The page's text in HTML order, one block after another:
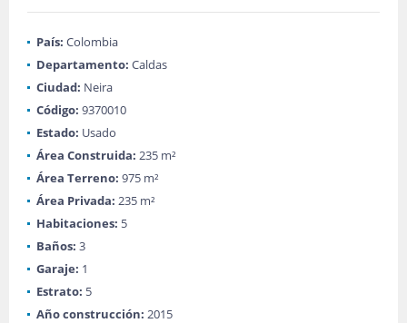
País: Colombia
Departamento: Caldas
Ciudad: Neira
Código: 9370010
Estado: Usado
Área Construida: 235 m²
Área Terreno: 975 m²
Área Privada: 235 m²
Habitaciones: 5
Baños: 3
Garaje: 1
Estrato: 5
Año construcción: 2015